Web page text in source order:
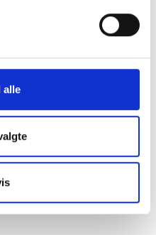
alle